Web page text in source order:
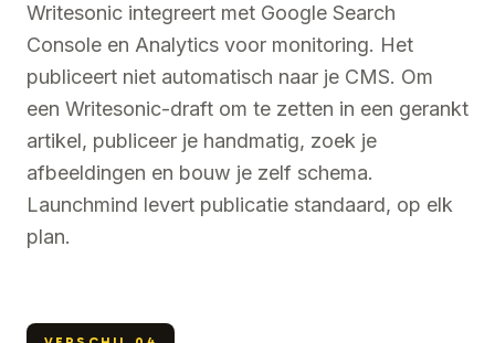
Writesonic integreert met Google Search
Console en Analytics voor monitoring. Het
publiceert niet automatisch naar je CMS. Om
een Writesonic-draft om te zetten in een gerankt
artikel, publiceer je handmatig, zoek je
afbeeldingen en bouw je zelf schema.
Launchmind levert publicatie standaard, op elk
plan.